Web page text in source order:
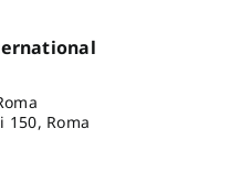
150, Roma